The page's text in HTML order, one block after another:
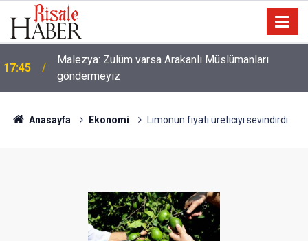
16:15 Dünyanın aktif hizmet veren en eski 5 kütüphanesi
Anasayfa Ekonomi Limonun fiyatı üreticiyi sevindirdi